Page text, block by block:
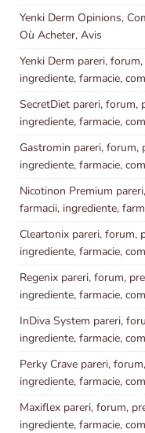
Yenki Derm Opinions,
Où Acheter, Avis
Yenki Derm pareri,
ingrediente, farmacie,
SecretDiet pareri, forum,
ingrediente, farmacie,
Gastromin pareri, forum,
ingrediente, farmacie,
Nicotinon Premium
farmacii, ingrediente,
Cleartonix pareri, forum,
ingrediente, farmacie,
Regenix pareri, forum,
ingrediente, farmacie,
InDiva System pareri,
ingrediente, farmacie,
Perky Crave pareri,
ingrediente, farmacie,
Maxiflex pareri, forum,
ingrediente, farmacie,